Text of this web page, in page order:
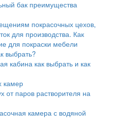
бак преимущества
покрасочных цехов,
для производства. Как
для покраски мебели
выбрать?
кабина как выбрать и как
камер
от паров растворителя на
камера с водяной